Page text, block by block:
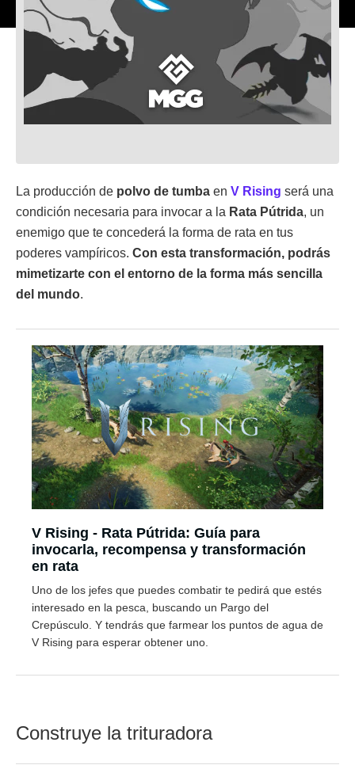
La producción de polvo de tumba en V Rising será una
condición necesaria para invocar a la Rata Pútrida, un
enemigo que te concederá la forma de rata en tus
poderes vampíricos. Con esta transformación, podrás
mimetizarte con el entorno de la forma más sencilla
del mundo.
V Rising - Rata Pútrida: Guía para
invocarla, recompensa y transformación
en rata
Uno de los jefes que puedes combatir te pedirá que estés
interesado en la pesca, buscando un Pargo del
Crepúsculo. Y tendrás que farmear los puntos de agua de
V Rising para esperar obtener uno.
Construye la trituradora